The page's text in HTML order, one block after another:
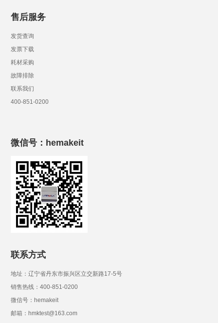
售后服务
发货查询
发票下载
耗材采购
故障排除
联系我们
400-851-0200
微信号：hemakeit
联系方式
地址：辽宁省丹东市振兴区立交新路17-5号
销售热线：400-851-0200
微信号：hemakeit
邮箱：hmktest@163.com